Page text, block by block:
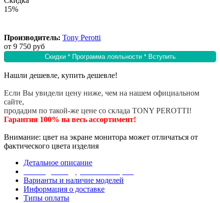
15%
Производитель: Tony Perotti
от 9 750 руб
Скидки * Программа лояльности * Вступить
Нашли дешевле, купить дешевле!
Если Вы увидели цену ниже, чем на нашем официальном
сайте,
продадим по такой-же цене со склада TONY PEROTTI!
Гарантия 100% на весь ассортимент!
Внимание: цвет на экране монитора может отличаться от
фактического цвета изделия
Детальное описание
Варианты и наличие моделей
Информация о доставке
Типы оплаты